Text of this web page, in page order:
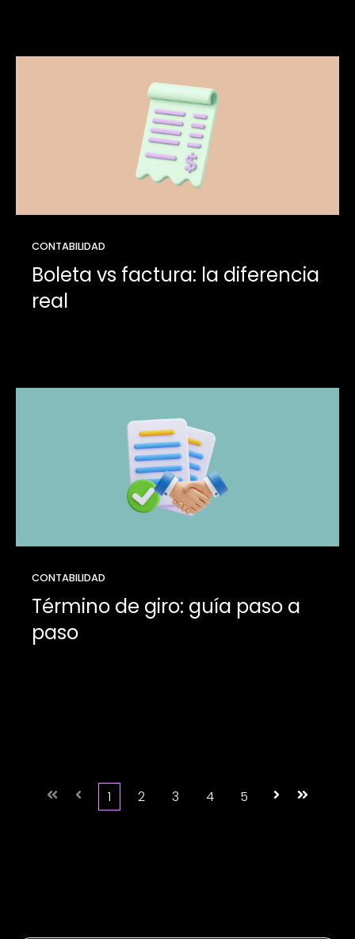
CONTABILIDAD
Boleta vs factura: la diferencia
real
CONTABILIDAD
Término de giro: guía paso a
paso
PrimeraAnterior
1 2 3 4 5 Siguiente
Última